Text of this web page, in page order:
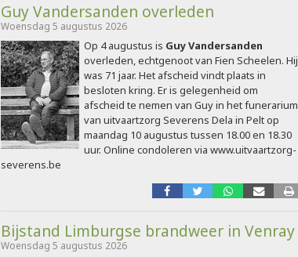
Guy Vandersanden overleden
Woensdag 5 augustus 2026
Op 4 augustus is Guy Vandersanden
overleden, echtgenoot van Fien Scheelen. Hij
was 71 jaar. Het afscheid vindt plaats in
besloten kring. Er is gelegenheid om
afscheid te nemen van Guy in het funerarium
van uitvaartzorg Severens Dela in Pelt op
maandag 10 augustus tussen 18.00 en 18.30
uur. Online condoleren via www.uitvaartzorg-
severens.be
Bijstand Limburgse brandweer in Venray
Woensdag 5 augustus 2026